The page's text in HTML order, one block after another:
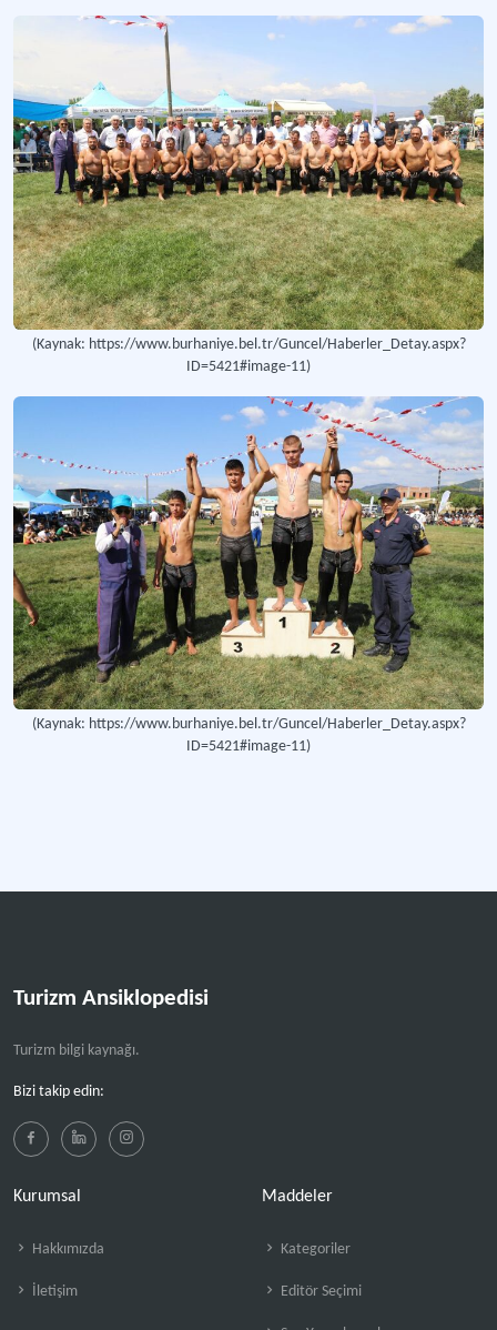
(Kaynak: https://www.burhaniye.bel.tr/Guncel/Haberler_Detay.aspx?
ID=5421#image-11)
(Kaynak: https://www.burhaniye.bel.tr/Guncel/Haberler_Detay.aspx?
ID=5421#image-11)
Turizm Ansiklopedisi
Turizm bilgi kaynağı.
Bizi takip edin:
Kurumsal
Hakkımızda
İletişim
Maddeler
Kategoriler
Editör Seçimi